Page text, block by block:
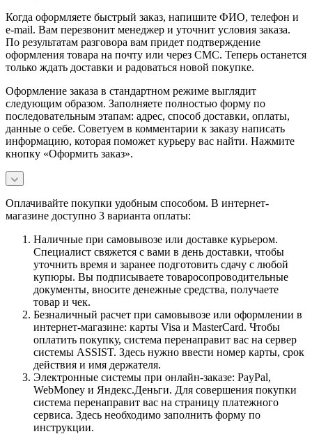
Когда оформляете быстрый заказ, напишите ФИО, телефон и
e-mail. Вам перезвонит менеджер и уточнит условия заказа.
По результатам разговора вам придет подтверждение
оформления товара на почту или через СМС. Теперь останется
только ждать доставки и радоваться новой покупке.
Оформление заказа в стандартном режиме выглядит
следующим образом. Заполняете полностью форму по
последовательным этапам: адрес, способ доставки, оплаты,
данные о себе. Советуем в комментарии к заказу написать
информацию, которая поможет курьеру вас найти. Нажмите
кнопку «Оформить заказ».
Оплачивайте покупки удобным способом. В интернет-
магазине доступно 3 варианта оплаты:
Наличные при самовывозе или доставке курьером.
Специалист свяжется с вами в день доставки, чтобы
уточнить время и заранее подготовить сдачу с любой
купюры. Вы подписываете товаросопроводительные
документы, вносите денежные средства, получаете
товар и чек.
Безналичный расчет при самовывозе или оформлении в
интернет-магазине: карты Visa и MasterCard. Чтобы
оплатить покупку, система перенаправит вас на сервер
системы ASSIST. Здесь нужно ввести номер карты, срок
действия и имя держателя.
Электронные системы при онлайн-заказе: PayPal,
WebMoney и Яндекс.Деньги. Для совершения покупки
система перенаправит вас на страницу платежного
сервиса. Здесь необходимо заполнить форму по
инструкции.